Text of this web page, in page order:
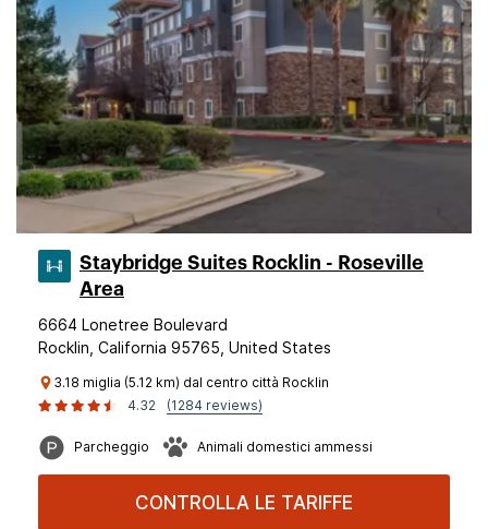
Staybridge Suites Rocklin - Roseville
Area
6664 Lonetree Boulevard
Rocklin, California 95765, United States
3.18 miglia (5.12 km) dal centro città Rocklin
4.32
(1284 reviews)
Parcheggio Animali domestici ammessi
CONTROLLA LE TARIFFE